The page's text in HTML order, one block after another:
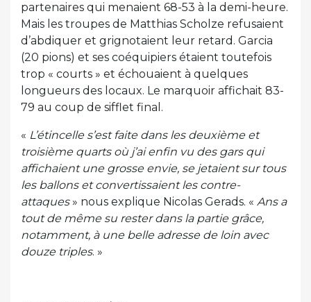
partenaires qui menaient 68-53 à la demi-heure.
Mais les troupes de Matthias Scholze refusaient
d’abdiquer et grignotaient leur retard. Garcia
(20 pions) et ses coéquipiers étaient toutefois
trop « courts » et échouaient à quelques
longueurs des locaux. Le marquoir affichait 83-
79 au coup de sifflet final.
« L’étincelle s’est faite dans les deuxième et
troisième quarts où j’ai enfin vu des gars qui
affichaient une grosse envie, se jetaient sur tous
les ballons et convertissaient les contre-
attaques» nous explique Nicolas Gerads. « Ans a
tout de même su rester dans la partie grâce,
notamment, à une belle adresse de loin avec
douze triples. »